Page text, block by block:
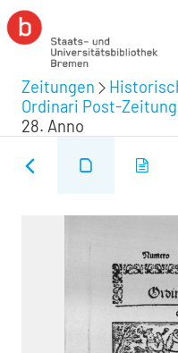
Zeitungen
Ordinari Post-
28. Anno